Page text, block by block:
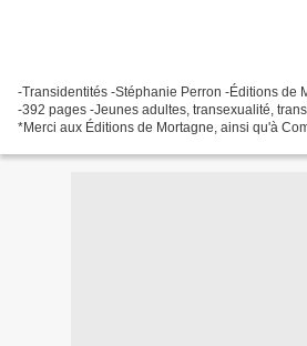
-Transidentités -Stéphanie Perron -Éditions de
-392 pages -Jeunes adultes, transexualité,
*Merci aux Éditions de Mortagne, ainsi qu'à